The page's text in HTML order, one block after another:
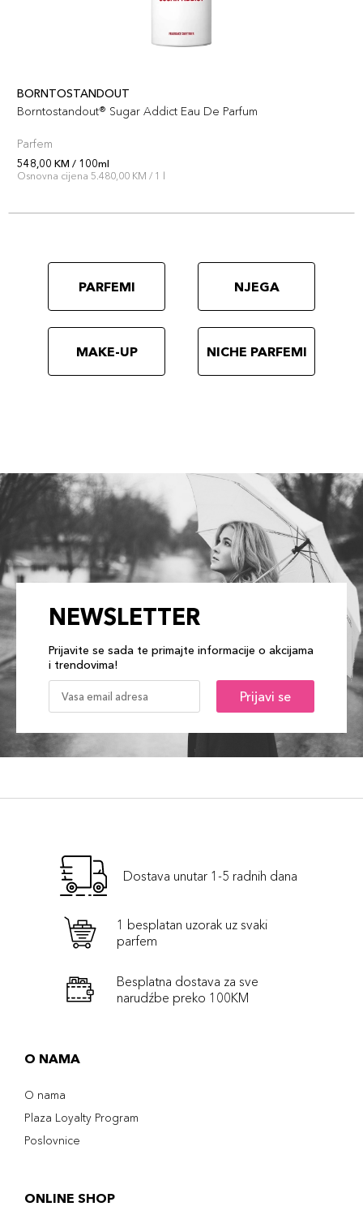
BORNTOSTANDOUT
Borntostandout® Sugar Addict Eau De Parfum
Parfem
548,00 KM / 100ml
Osnovna cijena 5.480,00 KM / 1 l
PARFEMI NJEGA
MAKE-UP NICHE PARFEMI
NEWSLETTER
Prijavite se sada te primajte informacije o akcijama
i trendovima!
Prijavi se
Dostava unutar 1-5 radnih dana
1 besplatan uzorak uz svaki
parfem
Besplatna dostava za sve
narudźbe preko 100KM
O NAMA
O nama
Plaza Loyalty Program
Poslovnice
ONLINE SHOP